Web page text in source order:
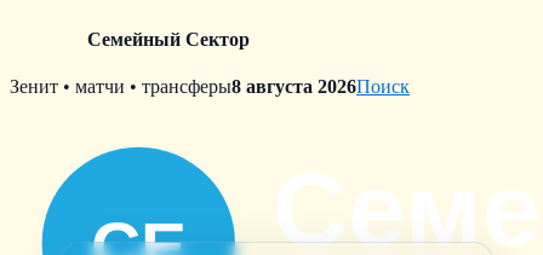
Семейный Сектор
Skip
Зенит • матчи • трансферы8 августа 2026Поиск